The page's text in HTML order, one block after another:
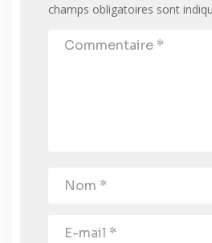
champs obligatoires sont